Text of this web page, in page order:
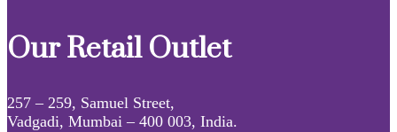
Our Retail Outlet
257 – 259, Samuel Street,
Vadgadi, Mumbai – 400 003, India.